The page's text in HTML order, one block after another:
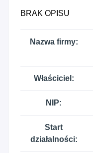
BRAK OPISU
Nazwa firmy:
Właściciel:
NIP:
Start
działalności: